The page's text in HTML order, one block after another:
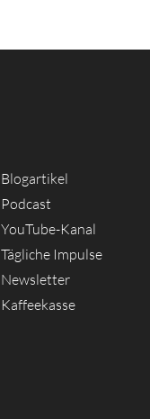
Blogartikel
Podcast
YouTube-Kanal
Tägliche Impulse
Newsletter
Kaffeekasse